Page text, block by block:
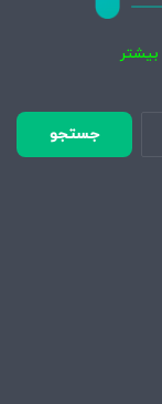
بیشتر
جستجو
برای: